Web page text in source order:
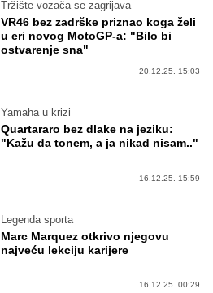
Tržište vozača se zagrijava
VR46 bez zadrške priznao koga želi
u eri novog MotoGP-a: "Bilo bi
ostvarenje sna"
20.12.25. 15:03
Yamaha u krizi
Quartararo bez dlake na jeziku:
"Kažu da tonem, a ja nikad nisam.."
16.12.25. 15:59
Legenda sporta
Marc Marquez otkrivo njegovu
najveću lekciju karijere
16.12.25. 00:29